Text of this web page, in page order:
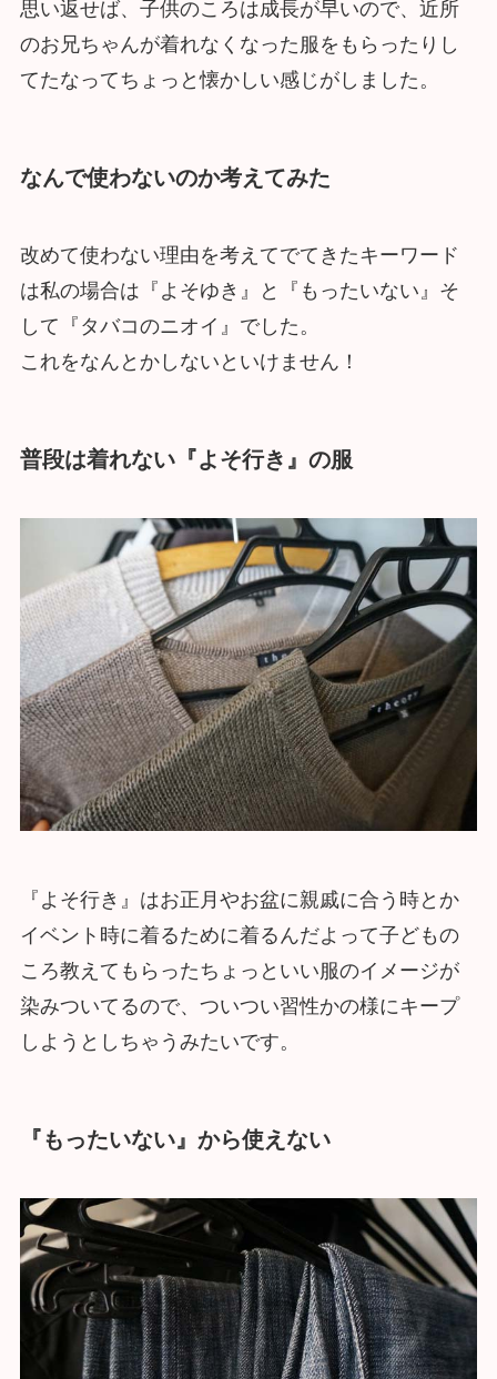
思い返せば、子供のころは成長が早いので、近所
のお兄ちゃんが着れなくなった服をもらったりし
てたなってちょっと懐かしい感じがしました。
なんで使わないのか考えてみた
改めて使わない理由を考えてでてきたキーワード
は私の場合は『よそゆき』と『もったいない』そ
して『タバコのニオイ』でした。
これをなんとかしないといけません！
普段は着れない『よそ行き』の服
『よそ行き』はお正月やお盆に親戚に合う時とか
イベント時に着るために着るんだよって子どもの
ころ教えてもらったちょっといい服のイメージが
染みついてるので、ついつい習性かの様にキープ
しようとしちゃうみたいです。
『もったいない』から使えない